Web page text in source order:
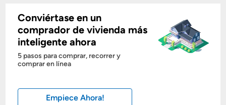
Mostrarme lo que puedo pagar
Costos casa nueva vs. usada
Calcular mi hipoteca
Conviértase en un
comprador de vivienda más
inteligente ahora
5 pasos para comprar, recorrer y
comprar en línea
Empiece Ahora!